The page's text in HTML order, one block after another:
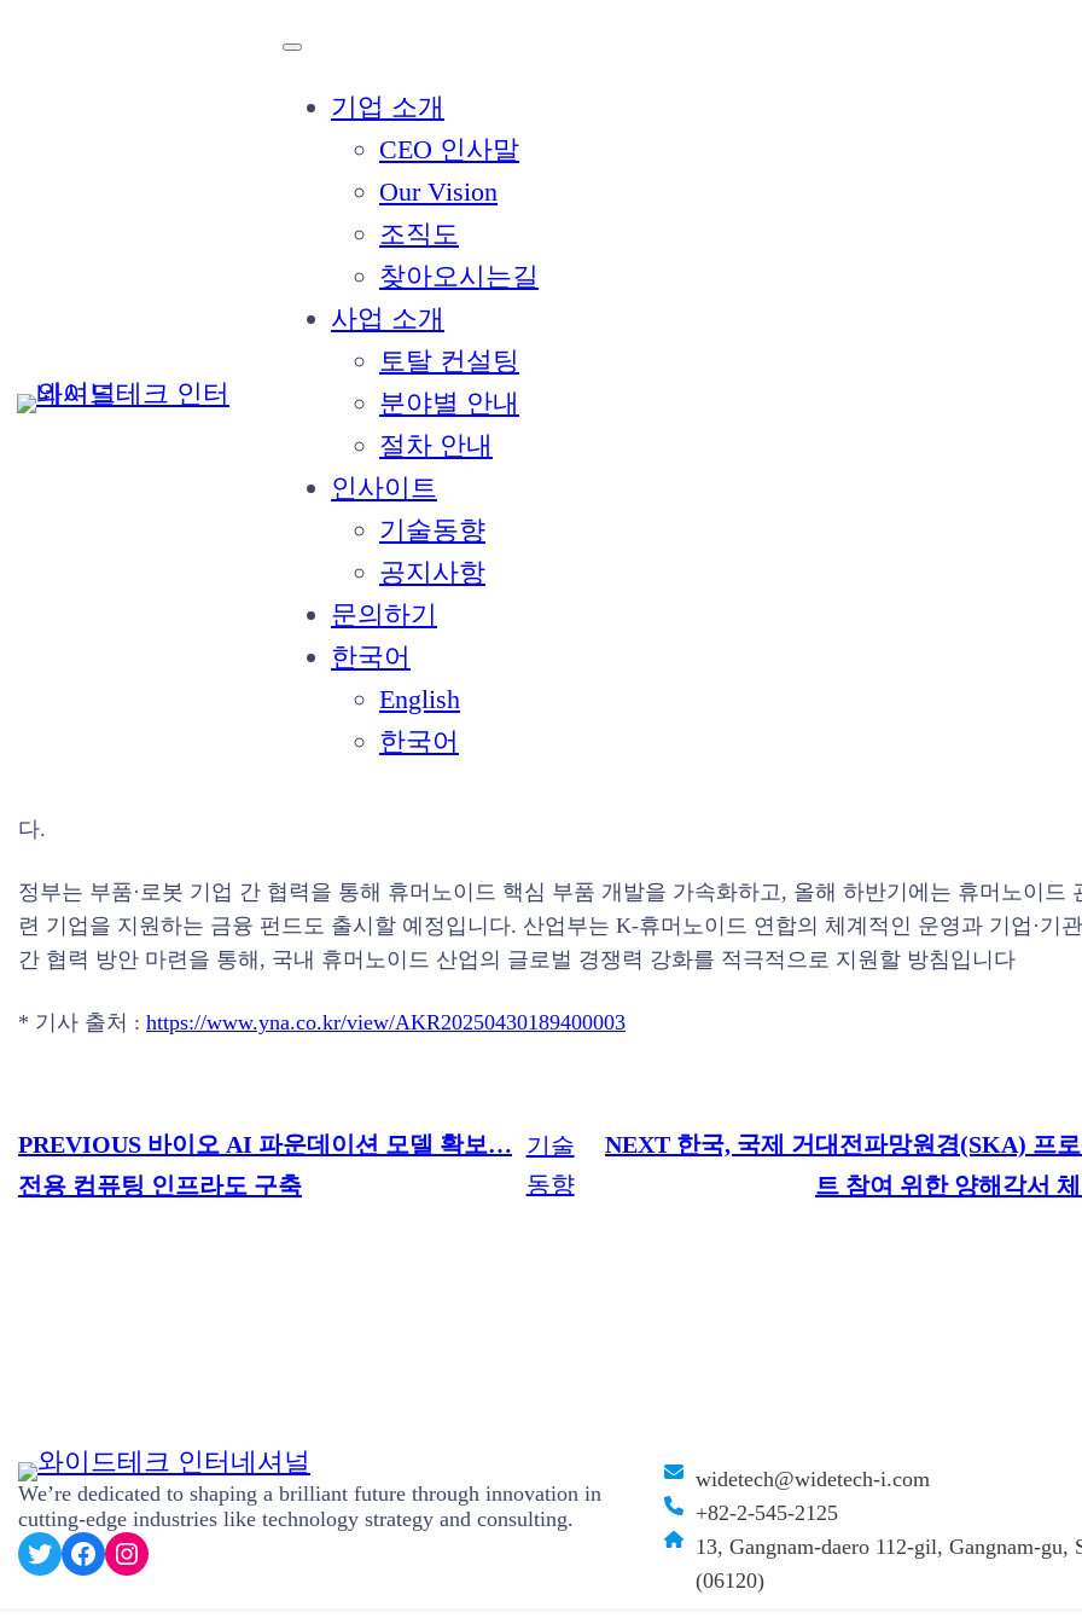
기업 소개
CEO 인사말
Our Vision
조직도
찾아오시는길
사업 소개
토탈 컨설팅
분야별 안내
절차 안내
인사이트
기술동향
공지사항
문의하기
한국어
English
한국어
“휴머노이드 산업 키운다
정부가 휴머노이드 산업의 성장을 위해 5년간 10개 이상의 부품·로봇 기업 간 연구개발(R&D) 협력 과제를 지원한
다고 밝혔습니다. 휴머노이드는 인공지능(AI)을 기반으로 인간처럼 생각하고 행동하는 로봇으로, 테슬라, 아마
마이크로소프트(MS), 엔비디아 등 세계 주요 기업들이 상용화를 위해 치열하게 경쟁 중입니다.
최근 출범한 ‘K-휴머노이드 연합’에는 40여 개의 산학연 기관이 참여해, 다양한 업무협약과 공동기술 개발 논의
활발히 이뤄지고 있습니다. 연합에 참여한 국내 휴머노이드 제조기업들은 올해 안에 자체 개발 중인 로봇을 AI 전
다.
정부는 부품·로봇 기업 간 협력을 통해 휴머노이드 핵심 부품 개발을 가속화하고, 올해 하반기에는 휴머노이드
련 기업을 지원하는 금융 펀드도 출시할 예정입니다. 산업부는 K-휴머노이드 연합의 체계적인 운영과 기업·기관
간 협력 방안 마련을 통해, 국내 휴머노이드 산업의 글로벌 경쟁력 강화를 적극적으로 지원할 방침입니다
* 기사 출처 : https://www.yna.co.kr/view/AKR20250430189400003
PREVIOUS 바이오 AI 파운데이션 모델 확보…
전용 컴퓨팅 인프라도 구축
기술
동향
NEXT 한국, 국제 거대전파망원경(SKA) 프로
트 참여 위한 양해각서
We’re dedicated to shaping a brilliant future through innovation in
cutting-edge industries like technology strategy and consulting.
# # #
widetech@widetech-i.com
+82-2-545-2125
13, Gangnam-daero 112-gil, Gangnam-gu,
(06120)